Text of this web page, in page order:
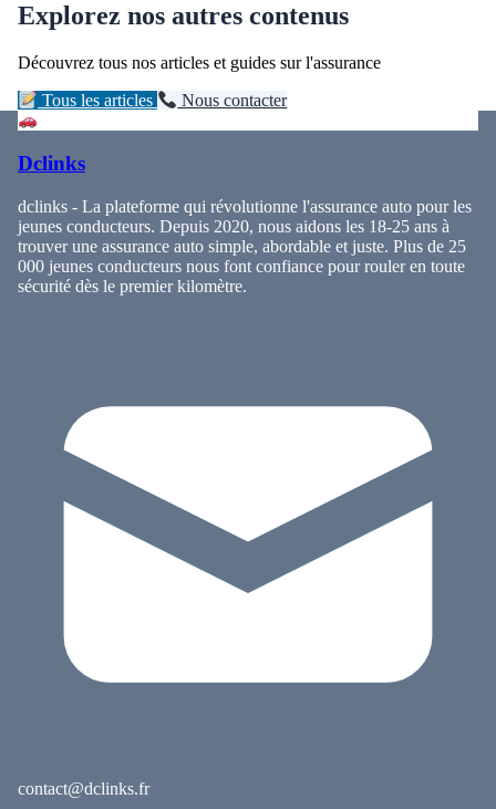
Explorez nos autres contenus
Découvrez tous nos articles et guides sur l'assurance
Tous les articles Nous contacter
Dclinks
dclinks - La plateforme qui révolutionne l'assurance auto pour les
jeunes conducteurs. Depuis 2020, nous aidons les 18-25 ans à
trouver une assurance auto simple, abordable et juste. Plus de 25
000 jeunes conducteurs nous font confiance pour rouler en toute
sécurité dès le premier kilomètre.
contact@dclinks.fr